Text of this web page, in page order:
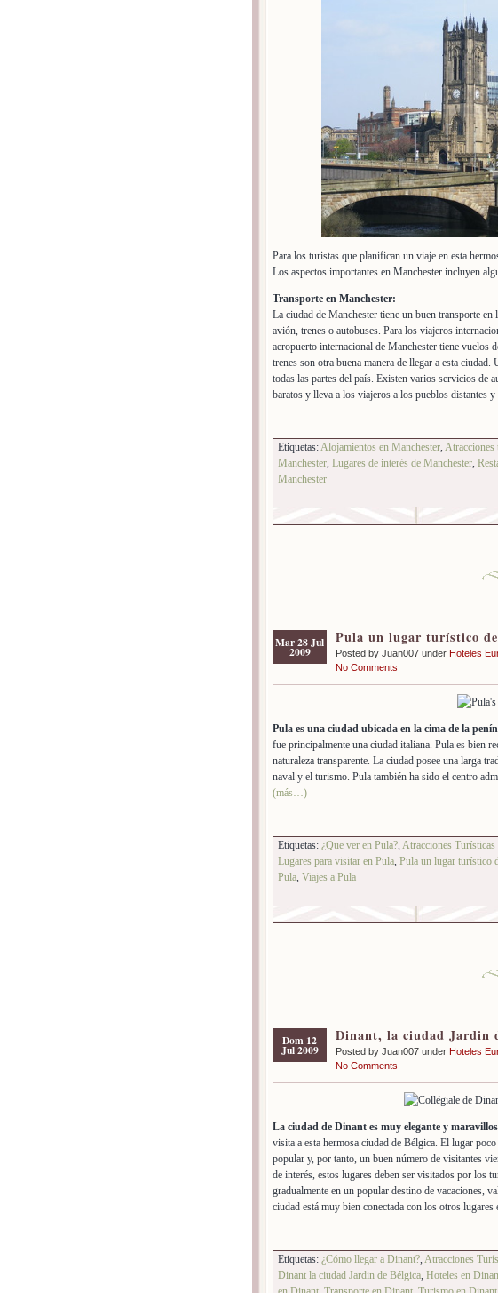
Para los turistas que planifican un viaje en esta
Los aspectos importantes en Manchester incluyen
Transporte en Manchester:
La ciudad de Manchester tiene un buen transporte
avión, trenes o autobuses. Para los viajeros
aeropuerto internacional de Manchester tiene vuelos
trenes son otra buena manera de llegar a esta
todas las partes del país. Existen varios servicios de
baratos y lleva a los viajeros a los pueblos distantes y
Etiquetas:Alojamientos en Manchester, Atracciones
Manchester, Lugares de interés de Manchester,
Manchester
Mar 28 Jul
2009
Pula un lugar turístico
Posted by Juan007 under Hoteles
No Comments
Pula es una ciudad ubicada en la cima de la
fue principalmente una ciudad italiana. Pula es bien
naturaleza transparente. La ciudad posee una larga
naval y el turismo. Pula también ha sido el centro
(más…)
Etiquetas: ¿Que ver en Pula?, Atracciones Turísticas
Lugares para visitar en Pula, Pula un lugar turístico
Pula, Viajes a Pula
Dom 12
Jul 2009
Dinant, la ciudad Jardin
Posted by Juan007 under Hoteles
No Comments
La ciudad de Dinant es muy elegante y
visita a esta hermosa ciudad de Bélgica. El lugar
popular y, por tanto, un buen número de visitantes
de interés, estos lugares deben ser visitados por los
gradualmente en un popular destino de vacaciones,
ciudad está muy bien conectada con los otros lugares
Etiquetas: ¿Cómo llegar a Dinant?, Atracciones
Dinant la ciudad Jardin de Bélgica, Hoteles en